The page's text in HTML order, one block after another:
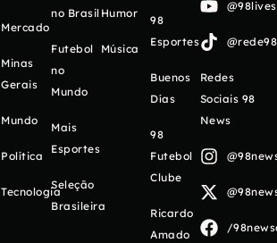
Mercado
Minas
Gerais
Mundo
Política
Tecnologia
no Brasil
Futebol
no
Mundo
Mais
Esportes
Seleção
Brasileira
Humor
Música
98
Esportes
Buenos
Días
98
Futebol
Clube
Ricardo
Amado
Redes
Sociais 98
News
/